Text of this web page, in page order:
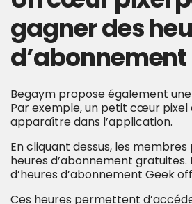
gagner des
d’abonnement
Begaym propose également
Par exemple, un petit cœur pixel
apparaître dans l’application.
En cliquant dessus, les
heures d’abonnement gratuites.
d’heures d’abonnement Geek
Ces heures permettent